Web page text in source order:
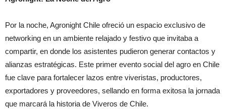
Por la noche, Agronight Chile ofreció un espacio exclusivo de
networking en un ambiente relajado y festivo que invitaba a
compartir, en donde los asistentes pudieron generar contactos y
alianzas estratégicas. Este primer evento social del agro en Chile
fue clave para fortalecer lazos entre viveristas, productores,
exportadores y proveedores, sellando en forma exitosa la jornada
que marcará la historia de Viveros de Chile.